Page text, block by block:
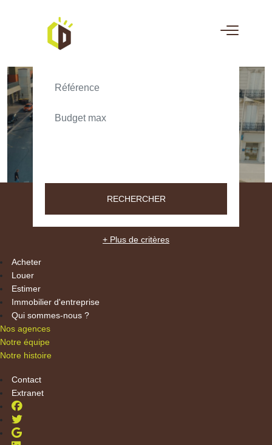
TEXT_SEARCH_SELECTIONNEZ
RECHERCHER
+ Plus de critères
Acheter
Louer
Estimer
Immobilier d'entreprise
Qui sommes-nous ?
Nos agences
Notre équipe
Notre histoire
Contact
Extranet